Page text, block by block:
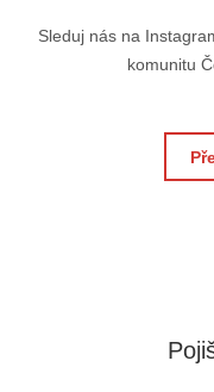
Sleduj nás na
komunitu